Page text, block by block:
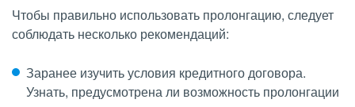
Чтобы правильно использовать пролонгацию, следует
соблюдать несколько рекомендаций:
Заранее изучить условия кредитного договора.
Узнать, предусмотрена ли возможность пролонгации